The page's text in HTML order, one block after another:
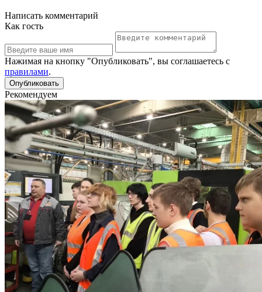
Написать комментарий
Как гость
Нажимая на кнопку "Опубликовать", вы соглашаетесь с
правилами.
Рекомендуем